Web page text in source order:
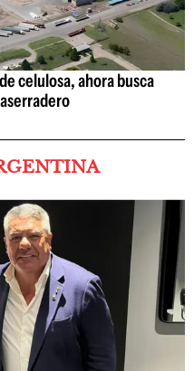
celulosa, ahora busca